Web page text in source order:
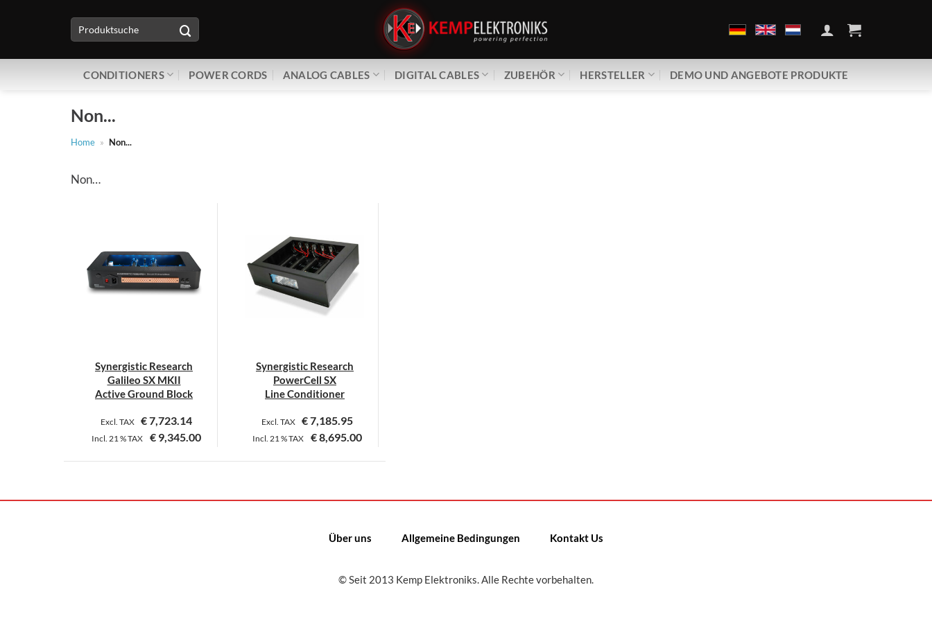
nach:
CONDITIONERS POWER CORDS ANALOG CABLES DIGITAL CABLES ZUBEHÖR HERSTELLER DEMO UND ANGEBOTE PRODUKTE
Non...
Home » Non...
Non…
Synergistic Research
Galileo SX MKII
Active Ground Block
Excl. TAX €7,723.14
Incl. 21 %TAX € 9,345.00
Synergistic Research
PowerCell SX
Line Conditioner
Excl. TAX €7,185.95
Incl. 21 %TAX €8,695.00
Dieses
weist
Varianten
Optionen
Über uns Allgemeine Bedingungen Kontakt Us
© Seit 2013 Kemp Elektroniks. Alle Rechte vorbehalten.